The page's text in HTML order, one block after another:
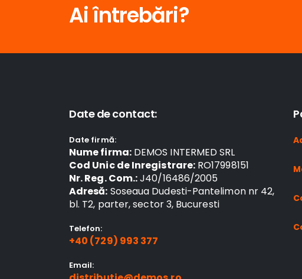
Ai întrebări?
Date de contact:
Date firmă:
Nume firma:DEMOS INTERMED SRL
Cod Unic de Inregistrare: RO17998151
Nr. Reg. Com.:J40/16486/2005
Adresă: Soseaua Dudesti-Pantelimon nr 42,
bl. T2, parter, sector 3, Bucuresti
Telefon:
+40 (729) 993 377
Email: